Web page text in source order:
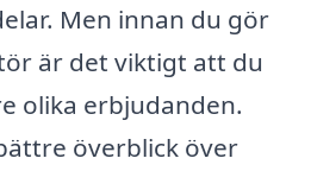
Men innan du gör
är det viktigt att du
olika erbjudanden.
överblick över